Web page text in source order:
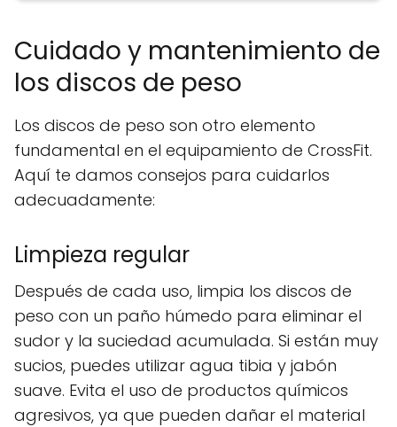
Cuidado y mantenimiento de
los discos de peso
Los discos de peso son otro elemento
fundamental en el equipamiento de CrossFit.
Aquí te damos consejos para cuidarlos
adecuadamente:
Limpieza regular
Después de cada uso, limpia los discos de
peso con un paño húmedo para eliminar el
sudor y la suciedad acumulada. Si están muy
sucios, puedes utilizar agua tibia y jabón
suave. Evita el uso de productos químicos
agresivos, ya que pueden dañar el material